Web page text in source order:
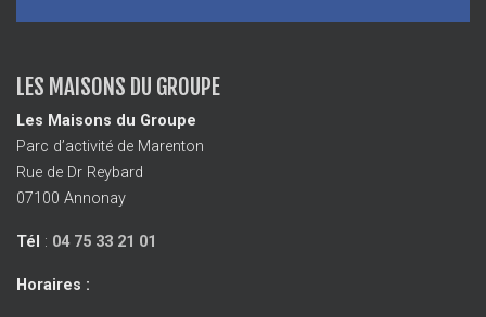
LES MAISONS DU GROUPE
Les Maisons du Groupe
Parc d’activité de Marenton
Rue de Dr Reybard
07100 Annonay
Tél : 04 75 33 21 01
Horaires :